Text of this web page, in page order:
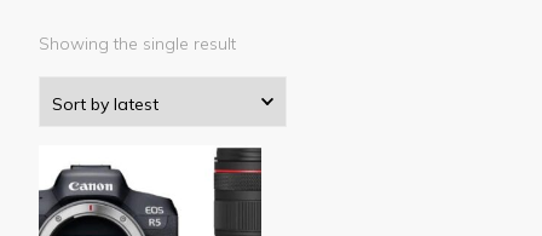
Showing the single result